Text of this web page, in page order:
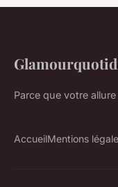
Parce que votre
AccueilMentions